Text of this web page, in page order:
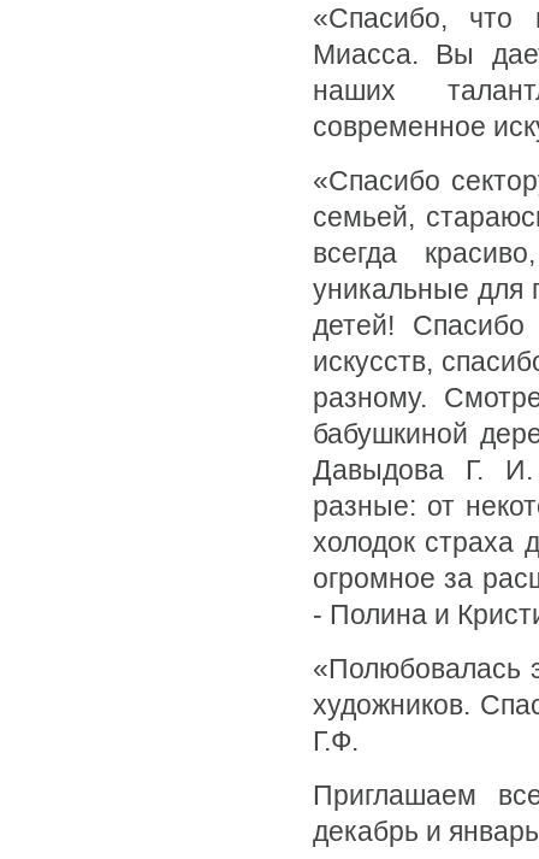
«Спасибо, что
Миасса. Вы
наших
современное
«Спасибо
семьей,
всегда
уникальные для
детей!
искусств,
разному.
бабушкиной
Давыдова Г. И.
разные: от
холодок страха
огромное за
- Полина и
«Полюбовалась
художников.
Г.Ф.
Приглашаем
декабрь и